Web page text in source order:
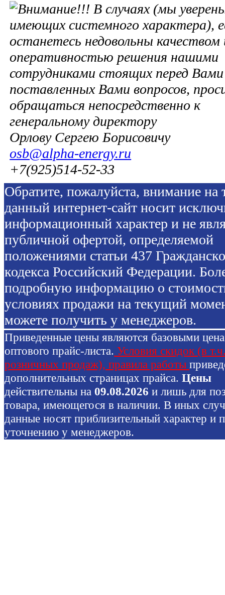
В случаях (мы
имеющих системного характера),
останетесь недовольны качеством
оперативностью решения нашими
сотрудниками стоящих перед Вами
поставленных Вами вопросов,
обращаться непосредственно к
генеральному директору
Орлову Сергею Борисовичу
osb@alpha-energy.ru
+7(925)514-52-33
Обратите, пожалуйста, внимание на
данный интернет-сайт носит
информационный характер и не
публичной офертой, определяемой
положениями статьи 437
кодекса Российский Федерации.
подробную информацию о
условиях продажи на текущий
можете получить у менеджеров.
Приведенные цены являются базовыми
оптового прайс-листа. Условия скидок (в
розничных продаж), правила работы
дополнительных страницах прайса. Цены
действительны на 09.08.2026 и лишь для
товара, имеющегося в наличии. В иных
данные носят приблизительный характер и
уточнению у менеджеров.